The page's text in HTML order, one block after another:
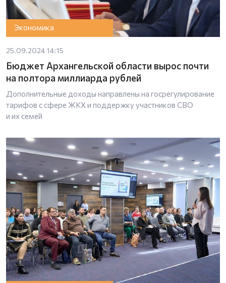
Экономика
25.09.2024 14:15
Бюджет Архангельской области вырос почти
на полтора миллиарда рублей
Дополнительные доходы направлены на госрегулирование
тарифов с сфере ЖКХ и поддержку участников СВО
и их семей